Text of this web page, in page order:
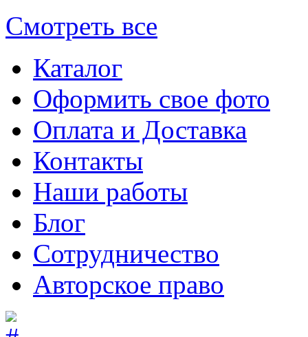
Смотреть все
Каталог
Оформить свое фото
Оплата и Доставка
Контакты
Наши работы
Блог
Сотрудничество
Авторское право